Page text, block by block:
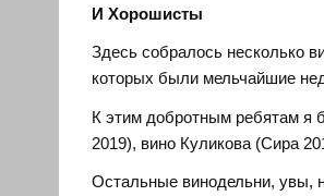
И Хорошисты
Здесь собралось несколько
которых были мельчайшие
К этим добротным ребятам я
2019), вино Куликова (Сира
Остальные винодельни, увы,